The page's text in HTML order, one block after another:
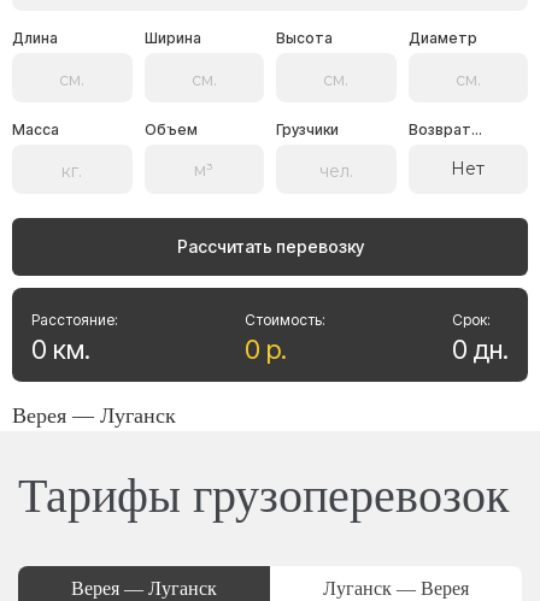
Длина Ширина Высота Диаметр
Масса Объем Грузчики Возврат...
Нет
Рассчитать перевозку
Стоимость:
0 р.
Расстояние:
0 км.
Срок:
0 дн.
Верея — Луганск
Тарифы грузоперевозок
Верея — Луганск Луганск — Верея